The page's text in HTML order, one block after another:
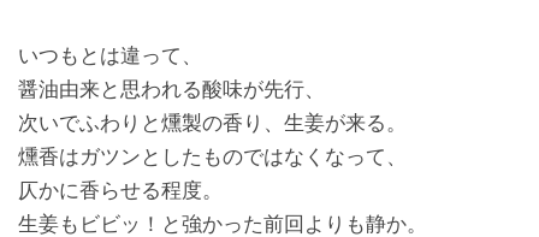
いつもとは違って、
醤油由来と思われる酸味が先行、
次いでふわりと燻製の香り、生姜が来る。
燻香はガツンとしたものではなくなって、
仄かに香らせる程度。
生姜もビビッ！と強かった前回よりも静か。